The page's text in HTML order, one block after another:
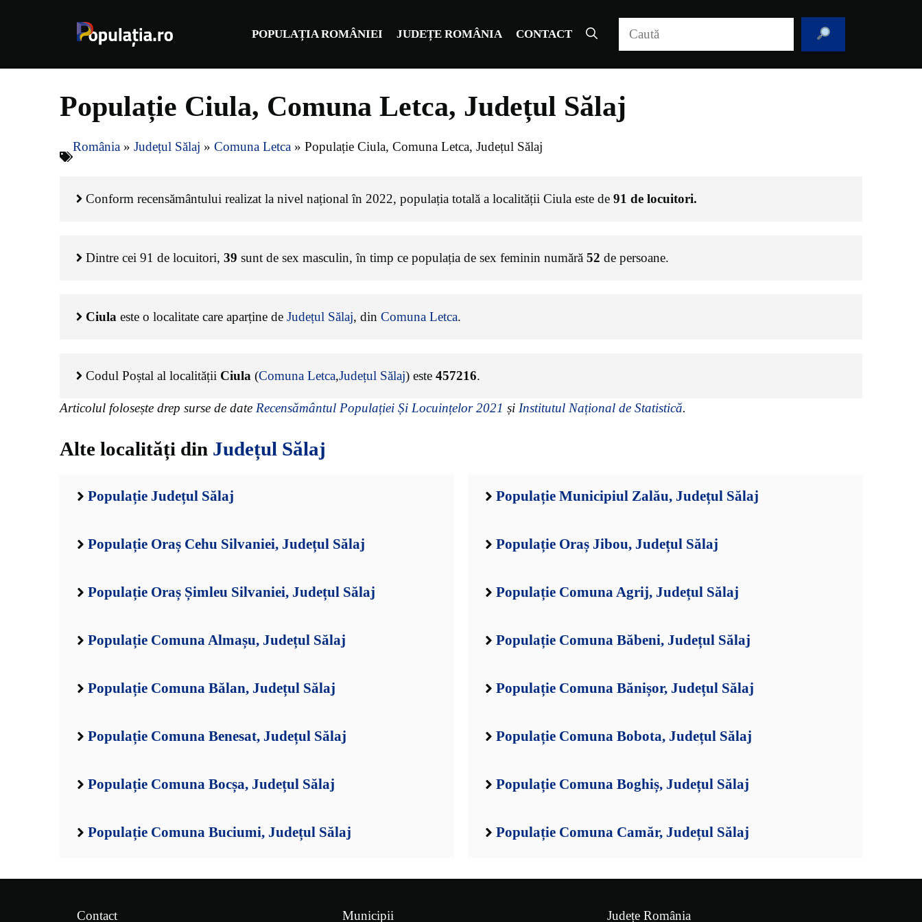
POPULAȚIA ROMÂNIEI JUDEȚE ROMÂNIA CONTACT
Populație Ciula, Comuna Letca, Județul Sălaj
România » Județul Sălaj » Comuna Letca » Populație Ciula, Comuna Letca, Județul Sălaj
Conform recensământului realizat la nivel național în 2022, populația totală a localității Ciula este de 91 de locuitori.
Dintre cei 91 de locuitori, 39 sunt de sex masculin, în timp ce populația de sex feminin numără 52 de persoane.
Ciula este o localitate care aparține de Județul Sălaj, din Comuna Letca.
Codul Poștal al localității Ciula (Comuna Letca,Județul Sălaj) este 457216.
Articolul folosește drep surse de date Recensământul Populației Și Locuințelor 2021 și Institutul Național de Statistică.
Alte localități din Județul Sălaj
Populație Județul Sălaj Populație Municipiul Zalău, Județul Sălaj
Populație Oraș Cehu Silvaniei, Județul Sălaj Populație Oraș Jibou, Județul Sălaj
Populație Oraș Șimleu Silvaniei, Județul Sălaj Populație Comuna Agrij, Județul Sălaj
Populație Comuna Almașu, Județul Sălaj Populație Comuna Băbeni, Județul Sălaj
Populație Comuna Bălan, Județul Sălaj Populație Comuna Bănișor, Județul Sălaj
Populație Comuna Benesat, Județul Sălaj Populație Comuna Bobota, Județul Sălaj
Populație Comuna Bocșa, Județul Sălaj Populație Comuna Boghiș, Județul Sălaj
Populație Comuna Buciumi, Județul Sălaj Populație Comuna Camăr, Județul Sălaj
Contact Municipii Județe România